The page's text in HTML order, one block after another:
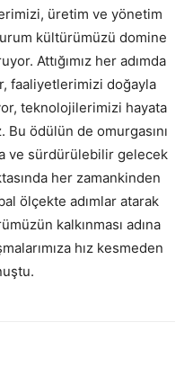
üretim ve yönetim
kültürümüzü domine
Attığımız her adımda
faaliyetlerimizi doğayla
teknolojilerimizi hayata
ödülün de omurgasını
ve sürdürülebilir gelecek
her zamankinden
ölçekte adımlar atarak
kalkınması adına
hız kesmeden